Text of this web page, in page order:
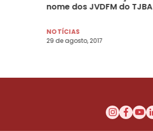
nome dos JVDFM do TJBA
NOTÍCIAS
29 de agosto, 2017